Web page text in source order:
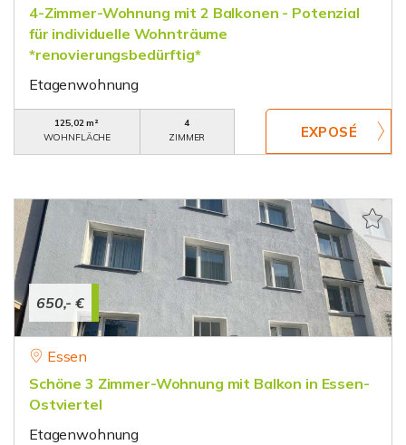
4-Zimmer-Wohnung mit 2 Balkonen - Potenzial
für individuelle Wohnträume
*renovierungsbedürftig*
Etagenwohnung
125,02 m²
WOHNFLÄCHE
4
ZIMMER
650,- €
Essen
Schöne 3 Zimmer-Wohnung mit Balkon in Essen-
Ostviertel
Etagenwohnung